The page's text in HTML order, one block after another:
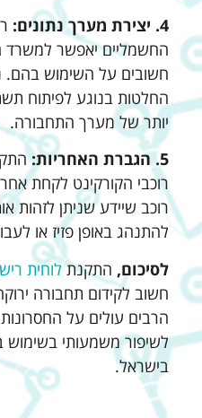
4. יצירת מערך נתונים:
החשמליים יאפשר למשרד
חשובים על השימוש בהם.
החלטות בנוגע לפיתוח
יותר של מערך התחבורה.
5. הגברת האחריות:
רוכבי הקורקינט לקחת
רוכב שיידע שניתן לזהות
להתנהג באופן פזיז או
לסיכום, התקנתלוחית
חשוב לקידום תחבורה
הרבים עולים על
לשיפור משמעותי בשימוש
בישראל.